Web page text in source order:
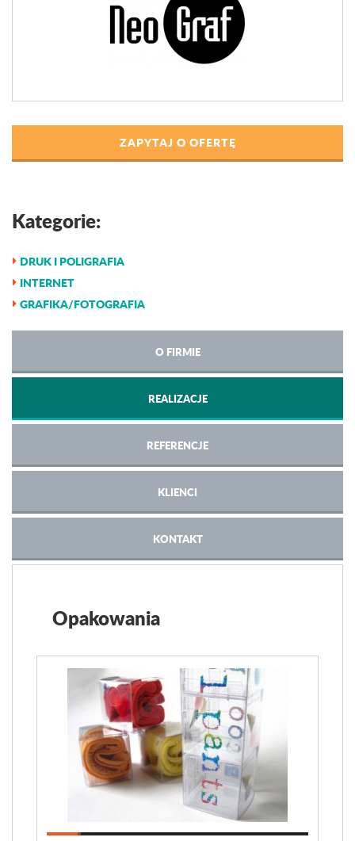
ZAPYTAJ O OFERTĘ
Kategorie:
DRUK I POLIGRAFIA
INTERNET
GRAFIKA/FOTOGRAFIA
O FIRMIE
REALIZACJE
REFERENCJE
KLIENCI
KONTAKT
Opakowania